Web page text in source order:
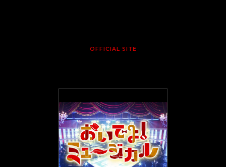
OFFICIAL SITE